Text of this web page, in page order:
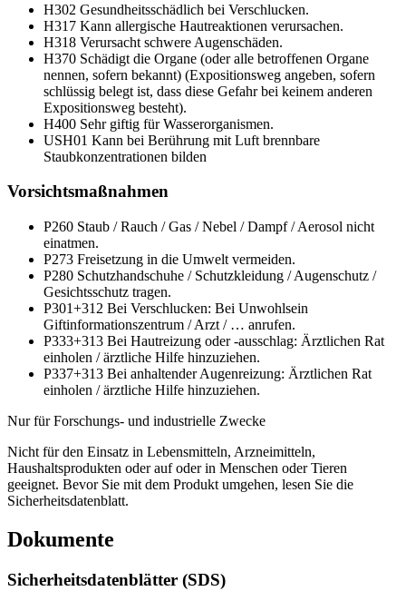
H302 Gesundheitsschädlich bei Verschlucken.
H317 Kann allergische Hautreaktionen verursachen.
H318 Verursacht schwere Augenschäden.
H370 Schädigt die Organe (oder alle betroffenen Organe
nennen, sofern bekannt) (Expositionsweg angeben, sofern
schlüssig belegt ist, dass diese Gefahr bei keinem anderen
Expositionsweg besteht).
H400 Sehr giftig für Wasserorganismen.
USH01 Kann bei Berührung mit Luft brennbare
Staubkonzentrationen bilden
Vorsichtsmaßnahmen
P260 Staub / Rauch / Gas / Nebel / Dampf / Aerosol nicht
einatmen.
P273 Freisetzung in die Umwelt vermeiden.
P280 Schutzhandschuhe / Schutzkleidung / Augenschutz /
Gesichtsschutz tragen.
P301+312 Bei Verschlucken: Bei Unwohlsein
Giftinformationszentrum / Arzt / … anrufen.
P333+313 Bei Hautreizung oder -ausschlag: Ärztlichen Rat
einholen / ärztliche Hilfe hinzuziehen.
P337+313 Bei anhaltender Augenreizung: Ärztlichen Rat
einholen / ärztliche Hilfe hinzuziehen.
Nur für Forschungs- und industrielle Zwecke
Nicht für den Einsatz in Lebensmitteln, Arzneimitteln,
Haushaltsprodukten oder auf oder in Menschen oder Tieren
geeignet. Bevor Sie mit dem Produkt umgehen, lesen Sie die
Sicherheitsdatenblatt.
Dokumente
Sicherheitsdatenblätter (SDS)